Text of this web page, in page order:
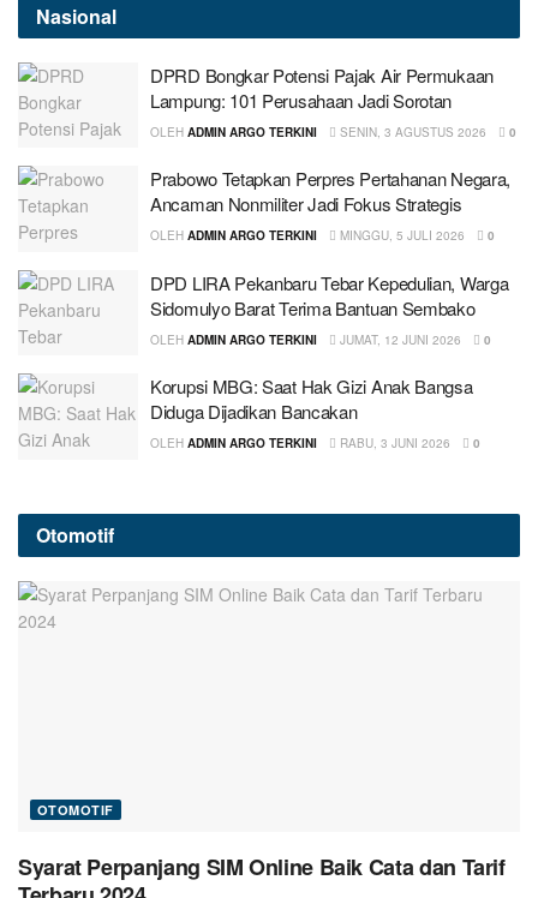
Nasional
DPRD Bongkar Potensi Pajak Air Permukaan
Lampung: 101 Perusahaan Jadi Sorotan
OLEH ADMIN ARGO TERKINI SENIN, 3 AGUSTUS 2026 0
Prabowo Tetapkan Perpres Pertahanan Negara,
Ancaman Nonmiliter Jadi Fokus Strategis
OLEH ADMIN ARGO TERKINI MINGGU, 5 JULI 2026 0
DPD LIRA Pekanbaru Tebar Kepedulian, Warga
Sidomulyo Barat Terima Bantuan Sembako
OLEH ADMIN ARGO TERKINI JUMAT, 12 JUNI 2026 0
Korupsi MBG: Saat Hak Gizi Anak Bangsa
Diduga Dijadikan Bancakan
OLEH ADMIN ARGO TERKINI RABU, 3 JUNI 2026 0
Otomotif
OTOMOTIF
Syarat Perpanjang SIM Online Baik Cata dan Tarif